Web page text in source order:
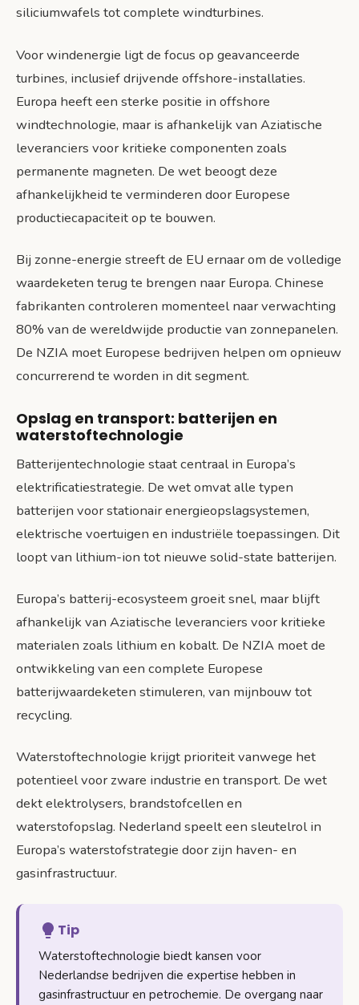
siliciumwafels tot complete windturbines.
Voor windenergie ligt de focus op geavanceerde
turbines, inclusief drijvende offshore-installaties.
Europa heeft een sterke positie in offshore
windtechnologie, maar is afhankelijk van Aziatische
leveranciers voor kritieke componenten zoals
permanente magneten. De wet beoogt deze
afhankelijkheid te verminderen door Europese
productiecapaciteit op te bouwen.
Bij zonne-energie streeft de EU ernaar om de volledige
waardeketen terug te brengen naar Europa. Chinese
fabrikanten controleren momenteel naar verwachting
80% van de wereldwijde productie van zonnepanelen.
De NZIA moet Europese bedrijven helpen om opnieuw
concurrerend te worden in dit segment.
Opslag en transport: batterijen en
waterstoftechnologie
Batterijentechnologie staat centraal in Europa’s
elektrificatiestrategie. De wet omvat alle typen
batterijen voor stationair energieopslagsystemen,
elektrische voertuigen en industriële toepassingen. Dit
loopt van lithium-ion tot nieuwe solid-state batterijen.
Europa’s batterij-ecosysteem groeit snel, maar blijft
afhankelijk van Aziatische leveranciers voor kritieke
materialen zoals lithium en kobalt. De NZIA moet de
ontwikkeling van een complete Europese
batterijwaardeketen stimuleren, van mijnbouw tot
recycling.
Waterstoftechnologie krijgt prioriteit vanwege het
potentieel voor zware industrie en transport. De wet
dekt elektrolysers, brandstofcellen en
waterstofopslag. Nederland speelt een sleutelrol in
Europa’s waterstofstrategie door zijn haven- en
gasinfrastructuur.
Tip
Waterstoftechnologie biedt kansen voor
Nederlandse bedrijven die expertise hebben in
gasinfrastructuur en petrochemie. De overgang naar